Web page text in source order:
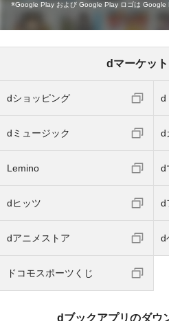
Google Play および Google Play ロゴは Google
dマーケッ
dショッピング d
dミュージック d
Lemino d
dヒッツ d
dアニメストア d
ドコモスポーツくじ
dブックアプリのダウ